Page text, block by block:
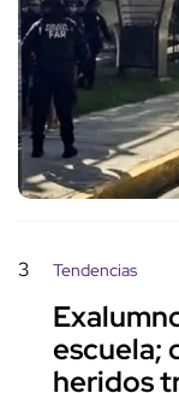
3 Tendencias
escuela;
heridos